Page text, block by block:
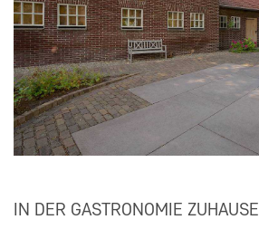
IN DER GASTRONOMIE ZUHAUSE